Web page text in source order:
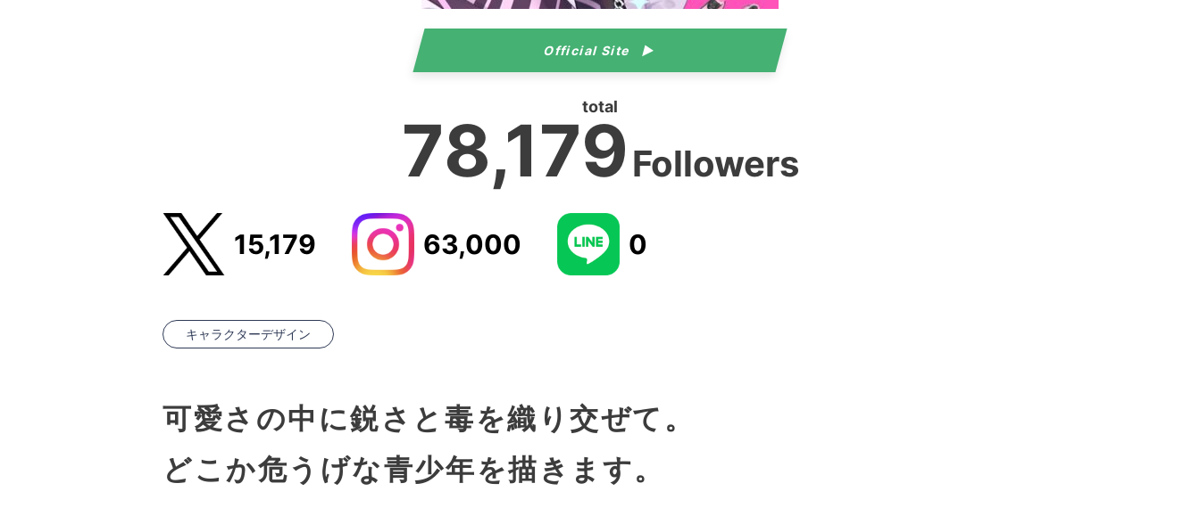
Official Site
total
78,179 Followers
15,179 63,000 0
キャラクターデザイン
可愛さの中に鋭さと毒を織り交ぜて。
どこか危うげな青少年を描きます。